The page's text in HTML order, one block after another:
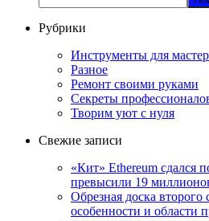
Рубрики
Инструменты для
Разное
Ремонт своими руками
Секреты
Творим уют с нуля
Свежие записи
«Кит» Ethereum сдался
превысили 19
Обрезная доска
особенности и области